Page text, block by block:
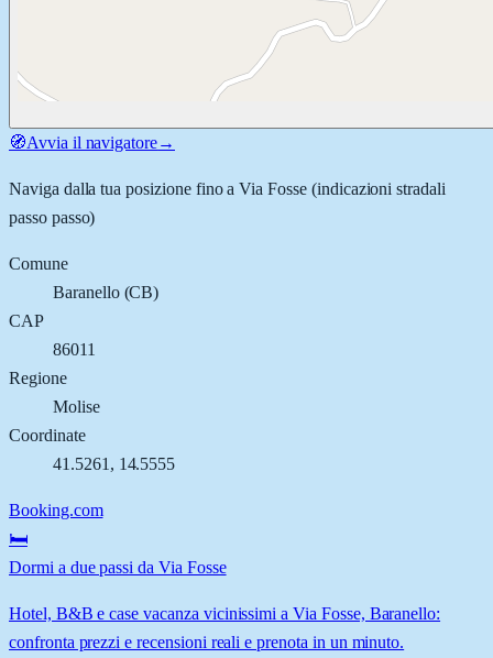
🧭Avvia il navigatore→
Naviga dalla tua posizione fino aVia Fosse(indicazioni stradali
passo passo)
Comune
Baranello(CB)
CAP
86011
Regione
Molise
Coordinate
41.5261 , 14.5555
Booking.com
🛏️
Dormi a due passi da Via Fosse
Hotel, B&B e case vacanza vicinissimi a Via Fosse, Baranello:
confronta prezzi e recensioni reali e prenota in un minuto.